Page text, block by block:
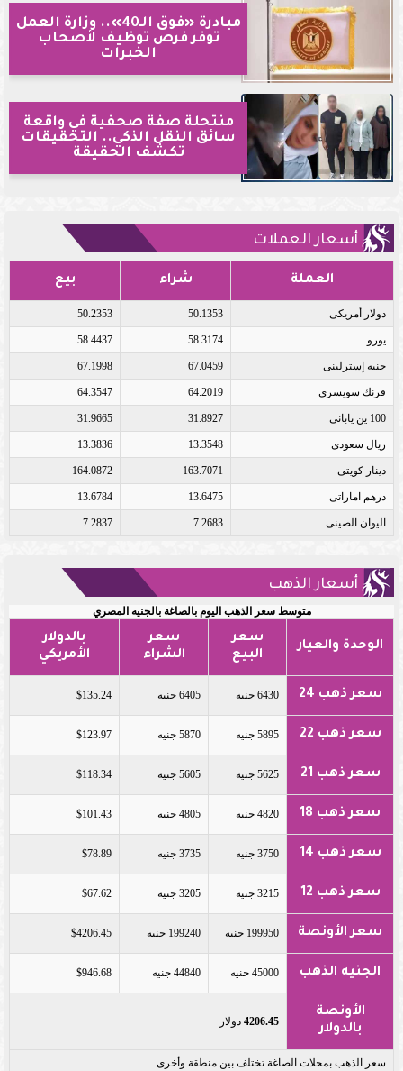
مبادرة «فوق الـ40».. وزارة العمل
توفر فرص توظيف لأصحاب
الخبرات
منتحلة صفة صحفية في واقعة
سائق النقل الذكي.. التحقيقات
تكشف الحقيقة
أسعار العملات
العملة شراء بيع
دولار أمريكى 50.1353
50.2353
يورو 58.3174
58.4437
جنيه إسترلينى 67.0459
67.1998
فرنك سويسرى 64.2019
64.3547
100 ين يابانى 31.8927
31.9665
ريال سعودى 13.3548
13.3836
دينار كويتى 163.7071
164.0872
درهم اماراتى 13.6475
13.6784
اليوان الصينى 7.2683
7.2837
أسعار الذهب
متوسط سعر الذهب اليوم بالصاغة بالجنيه المصري
الوحدة والعيار
سعر
البيع
سعر
الشراء
بالدولار
الأمريكي
سعر ذهب 24 6430 جنيه 6405 جنيه $135.24
سعر ذهب 22 5895 جنيه 5870 جنيه $123.97
سعر ذهب 21 5625 جنيه 5605 جنيه $118.34
سعر ذهب 18 4820 جنيه 4805 جنيه $101.43
سعر ذهب 14 3750 جنيه 3735 جنيه $78.89
سعر ذهب 12 3215 جنيه 3205 جنيه $67.62
سعر الأونصة 199950 جنيه 199240 جنيه $4206.45
الجنيه الذهب 45000 جنيه 44840 جنيه $946.68
الأونصة
بالدولار
4206.45 دولار
سعر الذهب بمحلات الصاغة تختلف بين منطقة وأخرى